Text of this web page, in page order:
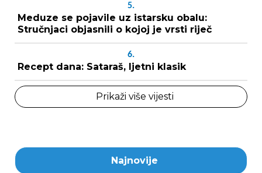
5.
Meduze se pojavile uz istarsku obalu:
Stručnjaci objasnili o kojoj je vrsti riječ
6.
Recept dana: Sataraš, ljetni klasik
Prikaži više vijesti
Najnovije